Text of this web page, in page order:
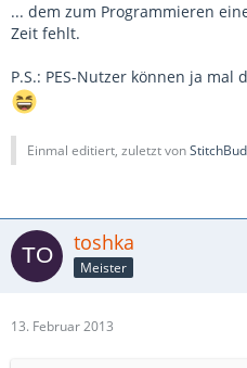
... dem zum Programmieren
Zeit fehlt.
P.S.: PES-Nutzer können ja mal
Einmal editiert, zuletzt von
toshka
Meister
13. Februar 2013